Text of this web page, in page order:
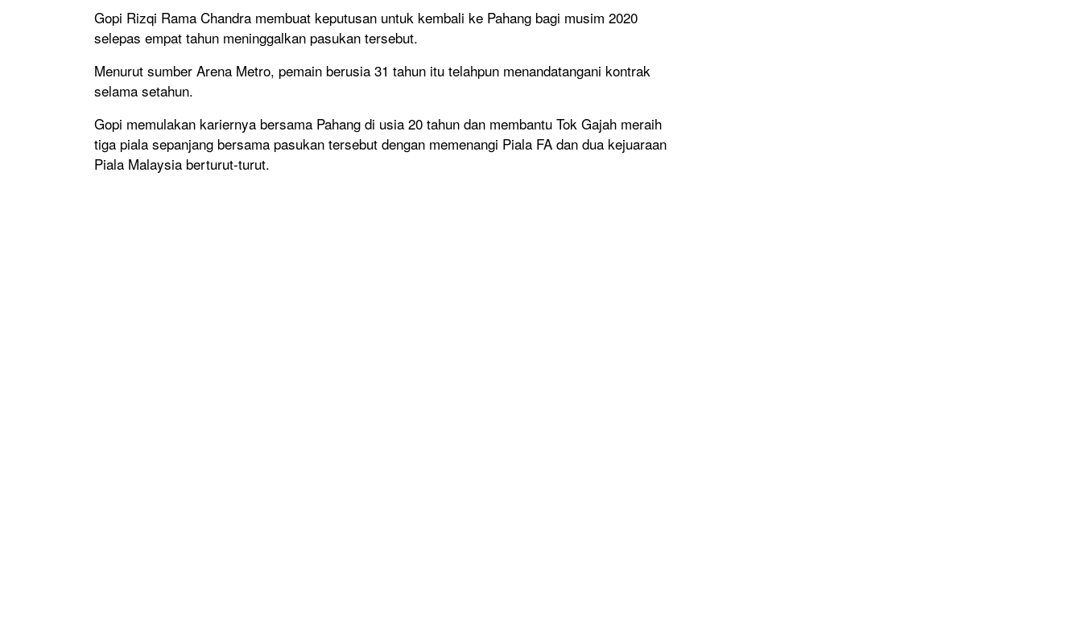
Gopi Rizqi Rama Chandra membuat keputusan untuk kembali ke Pahang bagi musim 2020
selepas empat tahun meninggalkan pasukan tersebut.
Menurut sumber Arena Metro, pemain berusia 31 tahun itu telahpun menandatangani kontrak
selama setahun.
Gopi memulakan kariernya bersama Pahang di usia 20 tahun dan membantu Tok Gajah meraih
tiga piala sepanjang bersama pasukan tersebut dengan memenangi Piala FA dan dua kejuaraan
Piala Malaysia berturut-turut.